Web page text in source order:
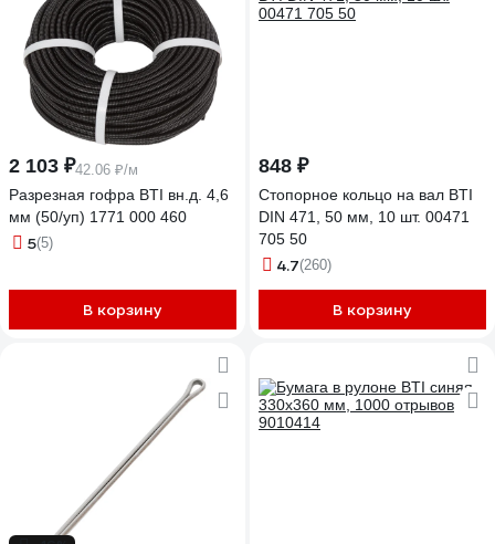
2 103 ₽42.06 ₽/м
Разрезная гофра BTI вн.д. 4,6
мм (50/уп) 1771 000 460
5(5)
В корзину
848 ₽
Стопорное кольцо на вал BTI
DIN 471, 50 мм, 10 шт. 00471
705 50
4.7(260)
В корзину